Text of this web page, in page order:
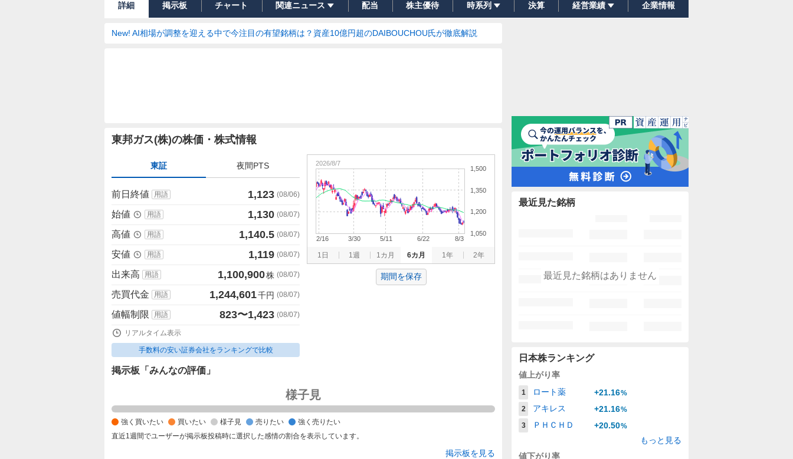
詳細 掲示板 チャート 関連ニュース 配当 株主優待 時系列 決算 経営業績 企業情報
New! AI相場が調整を迎える中で今注目の有望銘柄は？資産10億円超のDAIBOUCHOU氏が徹底解説
東邦ガス(株)の株価・株式情報
価
値
東証 夜間PTS
前日終値 用語 1,123 (08/06)
始値 用語 1,130 (08/07)
高値 用語 1,140.5 (08/07)
安値 用語 1,119 (08/07)
出来高 用語 1,100,900株 (08/07)
売買代金 用語 1,244,601千円 (08/07)
値幅制限 用語 823〜1,423 (08/07)
リアルタイム表示
手数料の安い証券会社をランキングで比較
1日 1週 1カ月 6カ月 1年 2年
1,050
1,200
1,350
1,500
2/16 3/30 5/11 6/22 8/3
2026/8/7
期間を保存
掲示板「みんなの評価」
く
買
い
様子見
強く買いたい 買いたい 様子見 売りたい
強く売りたい
直近1週間でユーザーが掲示板投稿時に選択した感情の割合を表示しています。
掲示板を見る
最近見た銘柄
最近見た銘柄はありません
日本株ランキング
値上がり率
1 ロート薬 +21.16%
2
アキレス +21.16%
3
ＰＨＣＨＤ +20.50%
もっと見る
値下がり率